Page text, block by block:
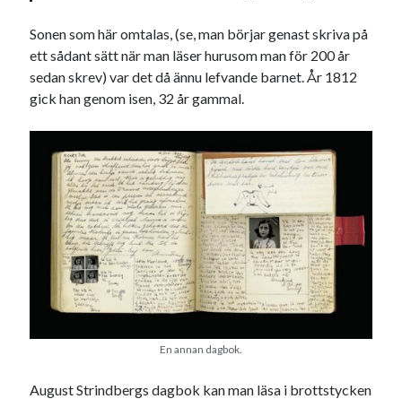
Sonen som här omtalas, (se, man börjar genast skriva på
ett sådant sätt när man läser hurusom man för 200 år
sedan skrev) var det då ännu lefvande barnet. År 1812
gick han genom isen, 32 år gammal.
En annan dagbok.
August Strindbergs dagbok kan man läsa i brottstycken